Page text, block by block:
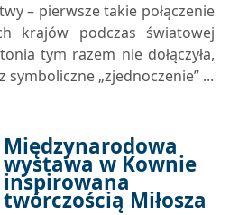
– pierwsze takie połączenie
krajów podczas światowej
tym razem nie dołączyła,
symboliczne „zjednoczenie” ...
Międzynarodowa
wystawa w Kownie
inspirowana
twórczością Miłosza